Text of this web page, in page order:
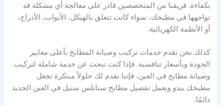
بكفاءة. فريقنا من المتخصصين قادر على معالجة أي مشكلة قد
تواجهها في مطبخك، سواء كانت تتعلق بالهيكل، الأبواب، الأدراج،
أو الأنظمة الكهربائية.
كذلك نحن نقدم خدمات تركيب وصيانة المطابخ بأعلى معايير
الجودة وبأسعار تنافسية. فإذا كنت تبحث عن خدمة شاملة لتركيب
وصيانة مطابخ في العين، فإننا نقدم لك حلولاً مبتكرة تجعل
مطبخك يبدو ويعمل تفصيل مطابخ ستانلس ستيل في العين الجديد
دائمًا.